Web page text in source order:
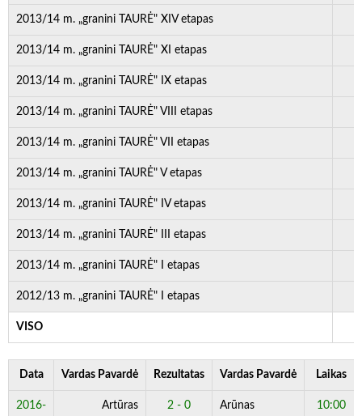
2013/14 m. „granini TAURĖ" XIV etapas
2013/14 m. „granini TAURĖ" XI etapas
2013/14 m. „granini TAURĖ" IX etapas
2013/14 m. „granini TAURĖ" VIII etapas
2013/14 m. „granini TAURĖ" VII etapas
2013/14 m. „granini TAURĖ" V etapas
2013/14 m. „granini TAURĖ" IV etapas
2013/14 m. „granini TAURĖ" III etapas
2013/14 m. „granini TAURĖ" I etapas
2012/13 m. „granini TAURĖ" I etapas
VISO
Data Vardas Pavardė Rezultatas Vardas Pavardė Laikas
2016-
Artūras
2 - 0
Arūnas
10:00